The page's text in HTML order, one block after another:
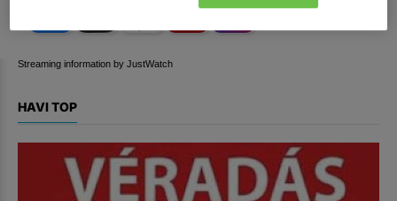
Streaming information by JustWatch
HAVI TOP